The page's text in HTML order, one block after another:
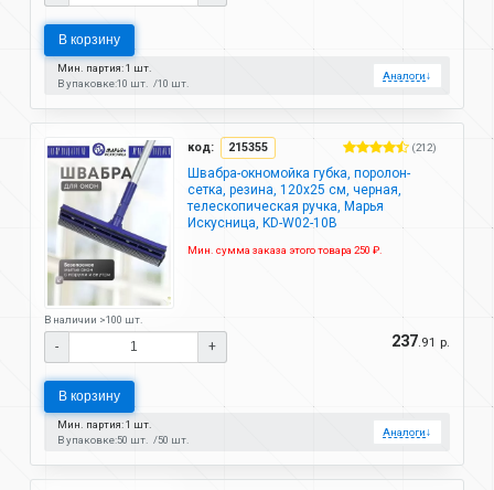
В корзину
Мин. партия: 1 шт.
В упаковке:10 шт. 10 шт.
Аналоги↓
код: 215355 (212)
Швабра-окномойка губка, поролон-
сетка, резина, 120х25 см, черная,
телескопическая ручка, Марья
Искусница, KD-W02-10B
Мин. сумма заказа этого товара 250 ₽.
В наличии >100 шт.
- + 237.91 р.
В корзину
Мин. партия: 1 шт.
В упаковке:50 шт. 50 шт.
Аналоги↓